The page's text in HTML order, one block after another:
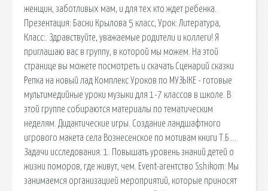
женщин, заботливых мам, и для тех кто ждет ребенка.
Презентация: Басни Крылова 5 класс, Урок: Литература,
Класс:. Здравствуйте, уважаемые родители и коллеги! Я
приглашаю вас в группу, в которой мы можем. На этой
странице вы можете посмотреть и скачать Сценарий сказки
Репка на новый лад Комплекс Уроков по МУЗЫКЕ - готовые
мультимедийные уроки музыки для 1-7 классов в школе. В
этой группе собираются материалы по тематическим
неделям. Дидактические игры. Создание ландшафтного
игрового макета села Вознесенское по мотивам книги Т.Б….
Задачи исследования: 1. Повышать уровень знаний детей о
жизни поморов, где живут, чем. Event-агентство Sshikom: Мы
занимаемся организацией мероприятий, которые приносят